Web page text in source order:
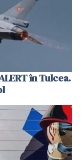
în Tulcea.